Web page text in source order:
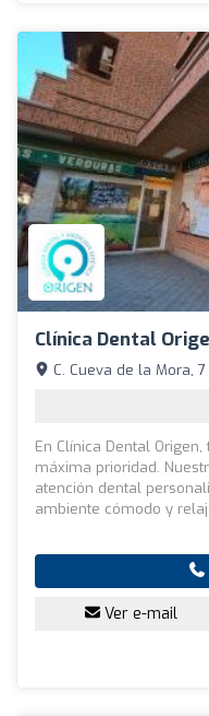
Clínica Dental
C. Cueva de la Mora,
En Clínica Dental
máxima prioridad.
atención dental
ambiente cómodo y
Ver e-mail